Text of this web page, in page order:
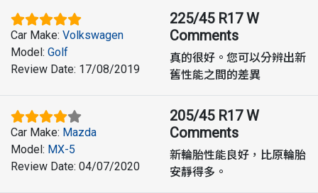
Car Make: Volkswagen
Model: Golf
Review Date: 17/08/2019
225/45 R17 W
Comments
真的很好。您可以分辨出新
舊性能之間的差異
Car Make: Mazda
Model: MX-5
Review Date: 04/07/2020
205/45 R17 W
Comments
新輪胎性能良好，比原輪胎
安靜得多。